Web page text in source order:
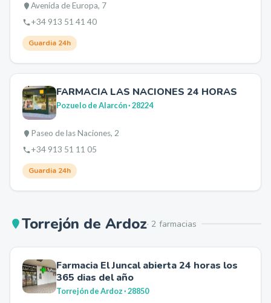
Avenida de Europa, 7
+34 913 51 41 40
Guardia 24h
FARMACIA LAS NACIONES 24 HORAS
Pozuelo de Alarcón· 28224
Paseo de las Naciones, 2
+34 913 51 11 05
Guardia 24h
Torrejón de Ardoz· 2 farmacias
Farmacia El Juncal abierta 24 horas los
365 dias del año
Torrejón de Ardoz· 28850